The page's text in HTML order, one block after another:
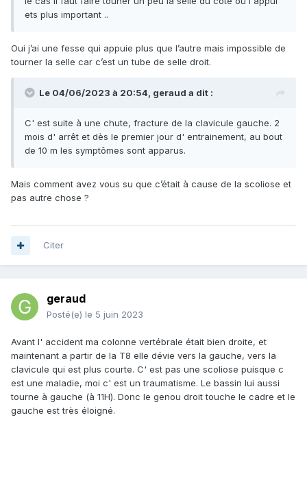
ets plus important ..
Oui j’ai une fesse qui appuie plus que l’autre mais impossible de
tourner la selle car c’est un tube de selle droit.
Le 04/06/2023 à 20:54, geraud a dit :
C' est suite à une chute, fracture de la clavicule gauche. 2
mois d' arrêt et dès le premier jour d' entrainement, au bout
de 10 m les symptômes sont apparus.
Mais comment avez vous su que c’était à cause de la scoliose et
pas autre chose ?
Citer
geraud
Posté(e) le 5 juin 2023
Avant l' accident ma colonne vertébrale était bien droite, et
maintenant a partir de la T8 elle dévie vers la gauche, vers la
clavicule qui est plus courte. C' est pas une scoliose puisque c
est une maladie, moi c' est un traumatisme. Le bassin lui aussi
tourne à gauche (à 11H). Donc le genou droit touche le cadre et le
gauche est très éloigné.